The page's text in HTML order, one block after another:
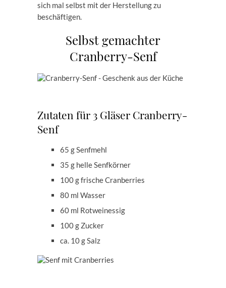
sich mal selbst mit der Herstellung zu
beschäftigen.
Selbst gemachter
Cranberry-Senf
Zutaten für 3 Gläser Cranberry-
Senf
65 g Senfmehl
35 g helle Senfkörner
100 g frische Cranberries
80 ml Wasser
60 ml Rotweinessig
100 g Zucker
ca. 10 g Salz